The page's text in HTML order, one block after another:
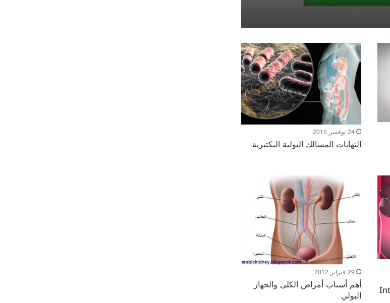
24 نوفمبر 2015
التهابات المسالك البولية البكتيرية
29 فبراير 2012
أهم أسباب أمراض الكلى والجهاز
البولي